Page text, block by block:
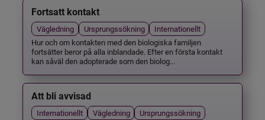
Fortsatt kontakt
Vägledning Ursprungssökning
Internationellt
Hur och om kontakten med den biologiska familjen
fortsätter beror på alla inblandade. Efter en första kontakt
kan såväl den adopterade som den biolog...
Att bli avvisad
Internationellt Vägledning
Ursprungssökning